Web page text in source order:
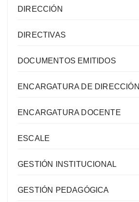
DIRECCIÓN
DIRECTIVAS
DOCUMENTOS EMITIDOS
ENCARGATURA DE DIRECCIÓN
ENCARGATURA DOCENTE
ESCALE
GESTIÓN INSTITUCIONAL
GESTIÓN PEDAGÓGICA